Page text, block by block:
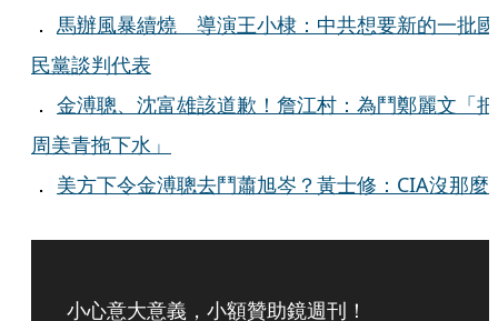
． 馬辦風暴續燒 導演王小棣：中共想要新的一批國
民黨談判代表
． 金溥聰、沈富雄該道歉！詹江村：為鬥鄭麗文「把
周美青拖下水」
． 美方下令金溥聰去鬥蕭旭岑？黃士修：CIA沒那麼
小心意大意義，小額贊助鏡週刊！